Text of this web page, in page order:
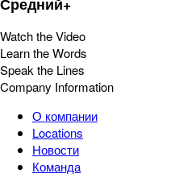
Watch the Video
Learn the Words
Speak the Lines
Company Information
О компании
Locations
Новости
Команда